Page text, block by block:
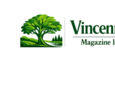
contenu